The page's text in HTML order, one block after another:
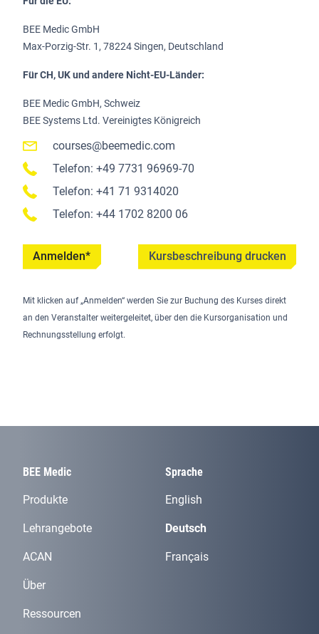
BEE Medic GmbH
Max-Porzig-Str. 1, 78224 Singen, Deutschland
Für CH, UK und andere Nicht-EU-Länder:
BEE Medic GmbH, Schweiz
BEE Systems Ltd. Vereinigtes Königreich
courses@beemedic.com
Telefon: +49 7731 96969-70
Telefon: +41 71 9314020
Telefon: +44 1702 8200 06
Anmelden* Kursbeschreibung drucken
Mit klicken auf „Anmelden“ werden Sie zur Buchung des Kurses direkt
an den Veranstalter weitergeleitet, über den die Kursorganisation und
Rechnungsstellung erfolgt.
BEE Medic
Produkte
Lehrangebote
ACAN
Über
Ressourcen
Sprache
English
Deutsch
Français